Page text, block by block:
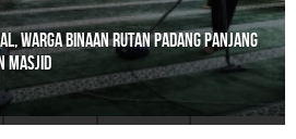
Warga Binaan Rutan Padang Panjang
Masjid